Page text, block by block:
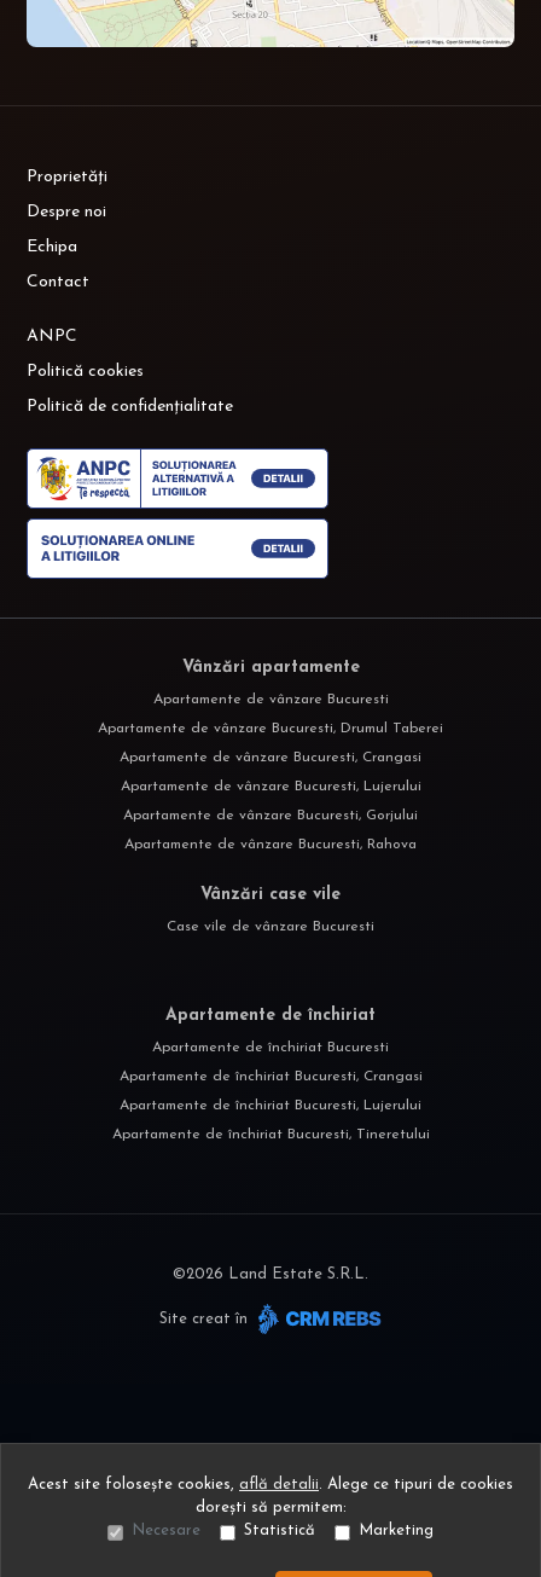
Proprietăți
Despre noi
Echipa
Contact
ANPC
Politică cookies
Politică de confidențialitate
Vânzări apartamente
Apartamente de vânzare Bucuresti
Apartamente de vânzare Bucuresti, Drumul Taberei
Apartamente de vânzare Bucuresti, Crangasi
Apartamente de vânzare Bucuresti, Lujerului
Apartamente de vânzare Bucuresti, Gorjului
Apartamente de vânzare Bucuresti, Rahova
Vânzări case vile
Case vile de vânzare Bucuresti
Apartamente de închiriat
Apartamente de închiriat Bucuresti
Apartamente de închiriat Bucuresti, Crangasi
Apartamente de închiriat Bucuresti, Lujerului
Apartamente de închiriat Bucuresti, Tineretului
©2026 Land Estate S.R.L.
Site creat în
Acest site folosește cookies, află detalii. Alege ce tipuri de cookies
dorești să permitem:
Necesare
Statistică Marketing